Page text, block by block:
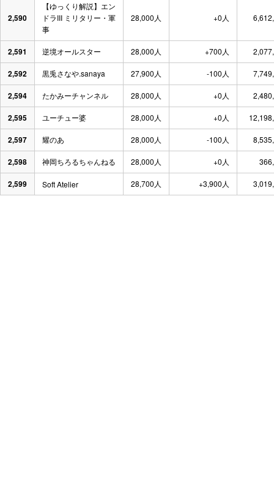
2,590
【ゆっくり解説】エン
ドラIII ミリタリー・軍
事
28,000人 +0人
2,591 逆境オールスター 28,000人 +700人
2,592 黒兎さなや.sanaya 27,900人 -100人
2,594 たかみーチャンネル 28,000人 +0人
2,595 ユーチュー婆 28,000人 +0人
2,597 耀のあ 28,000人 -100人
2,598 神岡ちろるちゃんねる 28,000人 +0人
2,599 Soft Atelier 28,700人 +3,900人